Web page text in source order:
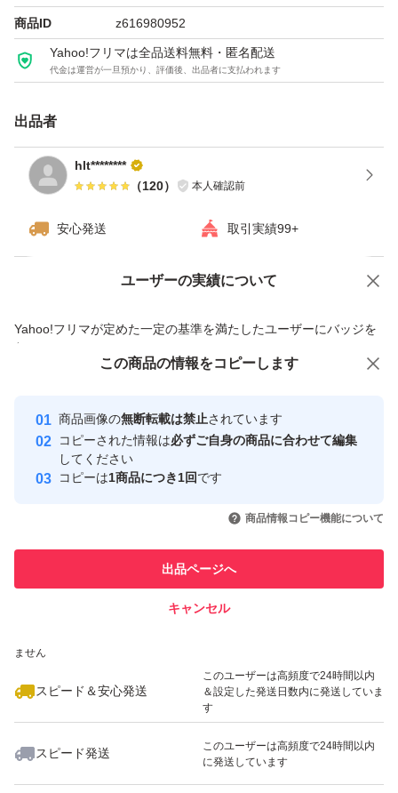
個包装されたチョコレートが合計2袋入っています。
未開封の新品ですが、自宅保管品であることをご理解の上
【ブランド】ベルプラージュ
【賞味期限】2026.10.20
商品ID z616980952
Yahoo!フリマは全品送料無料・匿名配送
代金は運営が一旦預かり、評価後、出品者に支払われます
出品者
hlt********
（120） 本人確認前
安心発送 取引実績99+
ユーザーの実績について
Yahoo!フリマが定めた一定の基準を満たしたユーザーにバッジを
付与しています
安心取引出品者
心・安全なユーザーです
取引実績
引を完了させた実績があります
での取引実績があります
ません
スピード＆安心発送
このユーザーは高頻度で24時間以内
＆設定した発送日数内に発送していま
す
スピード発送
このユーザーは高頻度で24時間以内
に発送しています
価格の相談 商品への質問
この商品の情報をコピーします
商品画像の無断転載は禁止されています
コピーされた情報は必ずご自身の商品に合わせて編集
してください
コピーは1商品につき1回です
商品情報コピー機能について
出品ページへ
キャンセル
この商品をみている人にオススメ
いいね！
3,380